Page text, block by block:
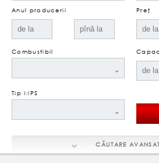
Anul producerii Preţ
Combustibil
Tip MPS
CĂUTARE